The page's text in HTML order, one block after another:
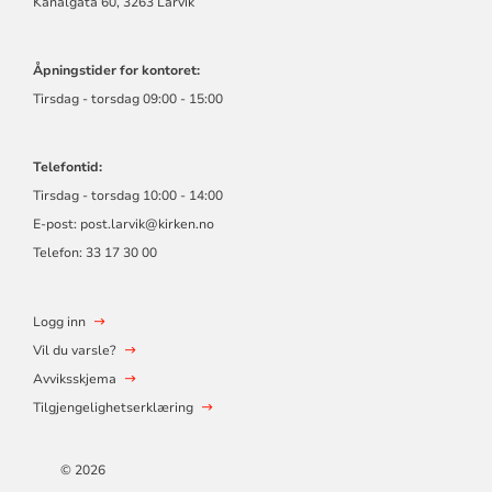
Åpningstider for kontoret:
Tirsdag - torsdag 09:00 - 15:00
Telefontid:
Tirsdag - torsdag 10:00 - 14:00
E-post: post.larvik@kirken.no
Telefon: 33 17 30 00
Logg inn
Vil du varsle?
Avviksskjema
Tilgjengelighetserklæring
© 2026